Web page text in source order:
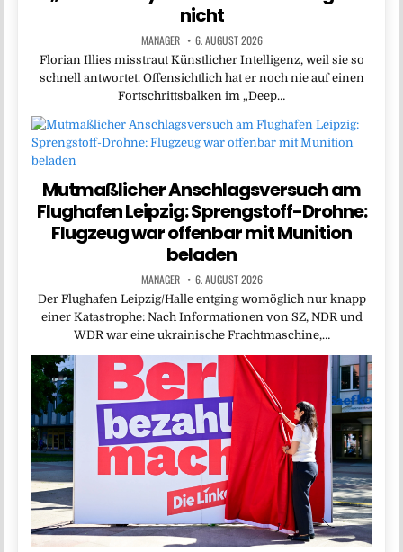
nicht
MANAGER 6. AUGUST 2026
Florian Illies misstraut Künstlicher Intelligenz, weil sie so
schnell antwortet. Offensichtlich hat er noch nie auf einen
Fortschrittsbalken im „Deep…
Mutmaßlicher Anschlagsversuch am
Flughafen Leipzig: Sprengstoff-Drohne:
Flugzeug war offenbar mit Munition
beladen
MANAGER 6. AUGUST 2026
Der Flughafen Leipzig/Halle entging womöglich nur knapp
einer Katastrophe: Nach Informationen von SZ, NDR und
WDR war eine ukrainische Frachtmaschine,…